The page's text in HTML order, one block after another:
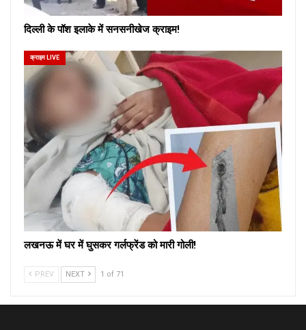
दिल्ली के पॉश इलाके में सनसनीखेज क्राइम!
क्राइम LIVE
लखनऊ में घर में घुसकर गर्लफ्रेंड को मारी गोली!
PREV NEXT 1 of 71